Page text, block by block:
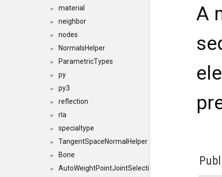
► material
► neighbor
► nodes
► NormalsHelper
► ParametricTypes
► py
► py3
► reflection
► rla
► specialtype
► TangentSpaceNormalHelper
► Bone
► AutoWeightPointJointSelections
A